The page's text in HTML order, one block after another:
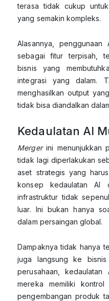
terasa tidak cukup
yang semakin kompleks.
Alasannya,
sebagai fitur terpisah,
bisnis yang
integrasi yang dalam.
menghasilkan output
tidak bisa diandalkan
Kedaulatan AI
Mergerini menunjukkan
tidak lagi diperlakukan
aset strategis yang
konsep kedaulatan
infrastruktur tidak
luar. Ini bukan hanya
dalam persaingan global.
Dampaknya tidak hanya
juga langsung ke
perusahaan, kedaulatan
mereka memiliki
pengembangan produk